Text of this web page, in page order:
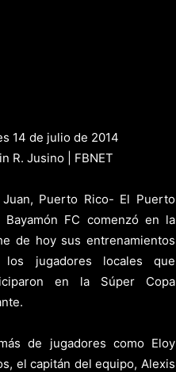
14 de julio de 2014
R. Jusino | FBNET
Juan, Puerto Rico- El Puerto
Bayamón FC comenzó en la
de hoy sus entrenamientos
los jugadores locales que
en la Súper Copa
de jugadores como Eloy
el capitán del equipo, Alexis